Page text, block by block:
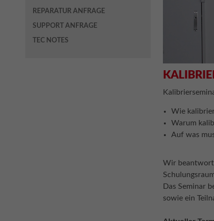
Wie
Warum
Auf was
Wir
Das Seminar
sowie ein
REPARATUR ANFRAGE
SUPPORT ANFRAGE
TEC NOTES